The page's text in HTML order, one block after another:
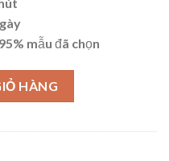
mẫu đã chọn
HÀNG